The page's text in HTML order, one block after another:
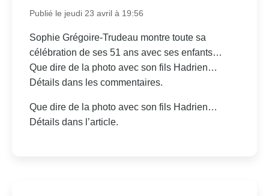
Publié le jeudi 23 avril à 19:56
Sophie Grégoire-Trudeau montre toute sa
célébration de ses 51 ans avec ses enfants…
Que dire de la photo avec son fils Hadrien…
Détails dans les commentaires.
Que dire de la photo avec son fils Hadrien…
Détails dans l’article.